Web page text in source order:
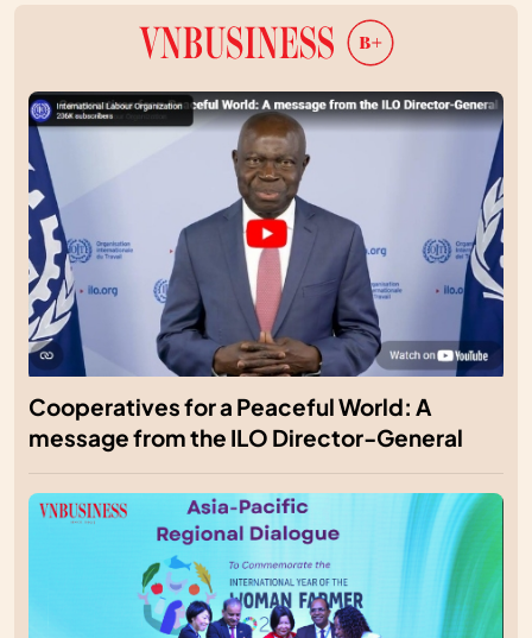
Cooperatives for a Peaceful World: A
message from the ILO Director-General